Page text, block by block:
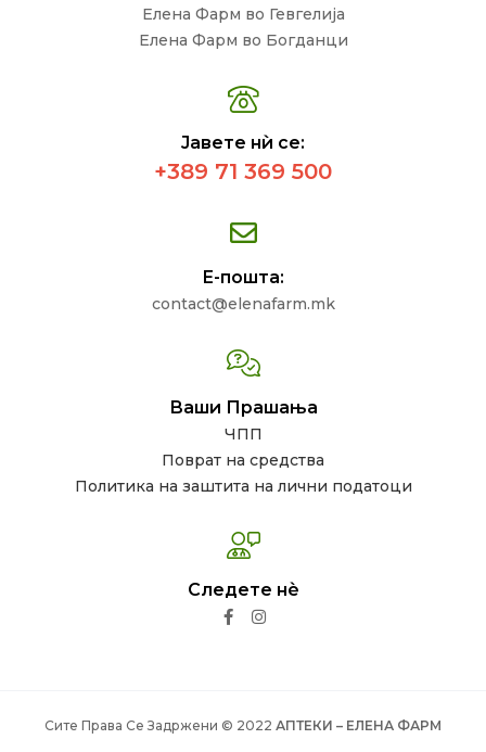
Елена Фарм во Гевгелија
Елена Фарм во Богданци
Јавете нѝ се:
+389 71 369 500
Е-пошта:
contact@elenafarm.mk
Ваши Прашања
ЧПП
Поврат на средства
Политика на заштита на лични податоци
Следете нѐ
Сите Права Се Задржени © 2022 АПТЕКИ – ЕЛЕНА ФАРМ